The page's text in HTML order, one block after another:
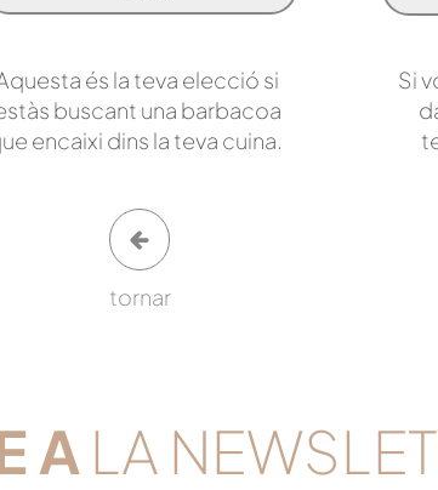
és la teva elecció si
buscant una barbacoa
encaixi dins la teva cuina.
Si
tornar
A LA